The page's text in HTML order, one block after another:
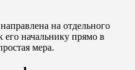
на отдельного
его начальнику прямо в
мера.